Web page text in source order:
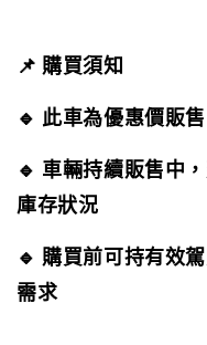
📌 購買須知
🔹 此車為優惠價販
🔹 車輛持續販售中
庫存狀況
🔹 購買前可持有效
需求